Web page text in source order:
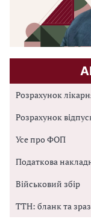
Розрахунок
Розрахунок
Усе про ФОП
Податкова
Військовий збір
ТТН: бланк та